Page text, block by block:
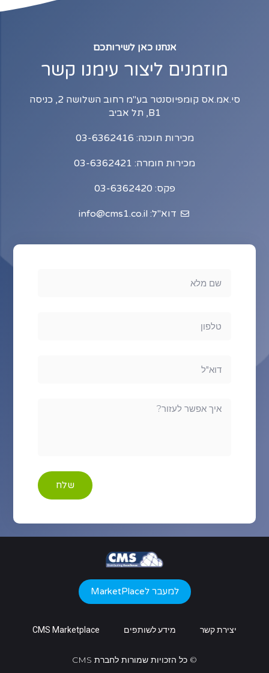
אנחנו כאן לשירותכם
מוזמנים ליצור עימנו קשר
סי.אמ.אס קומפיוסנטר בע"מ רחוב השלושה 2, כניסה
B1, תל אביב
מכירות תוכנה: 03-6362416
מכירות חומרה: 03-6362421
פקס: 03-6362420
דוא"ל: info@cms1.co.il
שלח
למעבר לMarketPlace
יצירת קשר מידע לשותפים CMS Marketplace
© כל הזכויות שמורות לחברת CMS